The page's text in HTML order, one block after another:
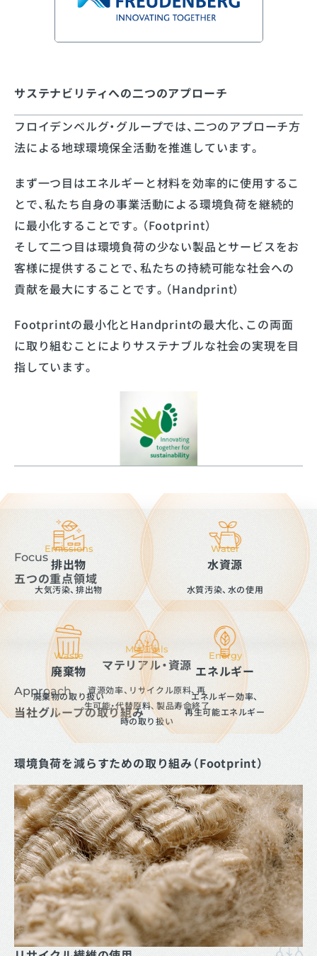
サステナビリティへの二つのアプローチ
フロイデンベルグ・グループでは、二つのアプローチ方
法による地球環境保全活動を推進しています。
まず一つ目はエネルギーと材料を効率的に使用するこ
とで、私たち自身の事業活動による環境負荷を継続的
に最小化することです。（Footprint）
そして二つ目は環境負荷の少ない製品とサービスをお
客様に提供することで、私たちの持続可能な社会への
貢献を最大にすることです。（Handprint）
Footprintの最小化とHandprintの最大化、この両面
に取り組むことによりサステナブルな社会の実現を目
指しています。
Focus
五つの重点領域
Materials
マテリアル・資源
資源効率、リサイクル原料、再
生可能・代替原料、製品寿命終了
時の取り扱い
Waste
廃棄物
廃棄物の取り扱い
Energy
エネルギー
エネルギー効率、
再生可能エネルギー
Emissions
排出物
大気汚染、排出物
Water
水資源
水質汚染、水の使用
Approach
当社グループの取り組み
環境負荷を減らすための取り組み（Footprint）